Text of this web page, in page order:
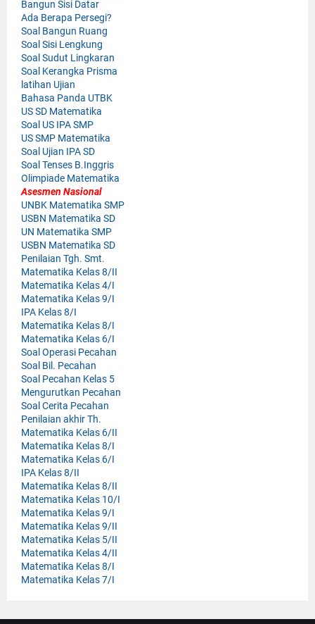
Bangun Sisi Datar
Ada Berapa Persegi?
Soal Bangun Ruang
Soal Sisi Lengkung
Soal Sudut Lingkaran
Soal Kerangka Prisma
latihan Ujian
Bahasa Panda UTBK
US SD Matematika
Soal US IPA SMP
US SMP Matematika
Soal Ujian IPA SD
Soal Tenses B.Inggris
Olimpiade Matematika
Asesmen Nasional
UNBK Matematika SMP
USBN Matematika SD
UN Matematika SMP
USBN Matematika SD
Penilaian Tgh. Smt.
Matematika Kelas 8/II
Matematika Kelas 4/I
Matematika Kelas 9/I
IPA Kelas 8/I
Matematika Kelas 8/I
Matematika Kelas 6/I
Soal Operasi Pecahan
Soal Bil. Pecahan
Soal Pecahan Kelas 5
Mengurutkan Pecahan
Soal Cerita Pecahan
Penilaian akhir Th.
Matematika Kelas 6/II
Matematika Kelas 8/I
Matematika Kelas 6/I
IPA Kelas 8/II
Matematika Kelas 8/II
Matematika Kelas 10/I
Matematika Kelas 9/I
Matematika Kelas 9/II
Matematika Kelas 5/II
Matematika Kelas 4/II
Matematika Kelas 8/I
Matematika Kelas 7/I